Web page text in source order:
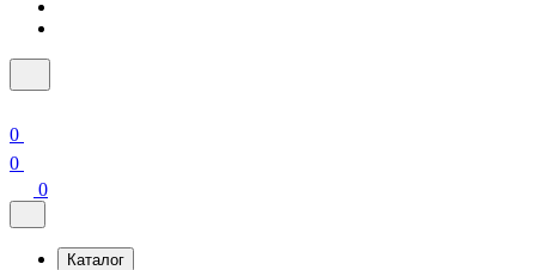
0
0
0
Каталог